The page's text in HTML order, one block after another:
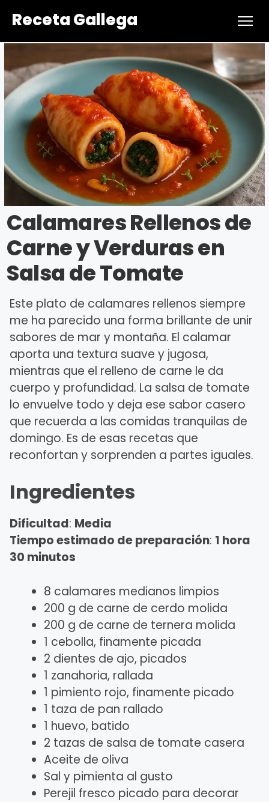
Receta Gallega
Calamares Rellenos de
Carne y Verduras en
Salsa de Tomate
Este plato de calamares rellenos siempre
me ha parecido una forma brillante de unir
sabores de mar y montaña. El calamar
aporta una textura suave y jugosa,
mientras que el relleno de carne le da
cuerpo y profundidad. La salsa de tomate
lo envuelve todo y deja ese sabor casero
que recuerda a las comidas tranquilas de
domingo. Es de esas recetas que
reconfortan y sorprenden a partes iguales.
Ingredientes
Dificultad: Media
Tiempo estimado de preparación: 1 hora
30 minutos
8 calamares medianos limpios
200 g de carne de cerdo molida
200 g de carne de ternera molida
1 cebolla, finamente picada
2 dientes de ajo, picados
1 zanahoria, rallada
1 pimiento rojo, finamente picado
1 taza de pan rallado
1 huevo, batido
2 tazas de salsa de tomate casera
Aceite de oliva
Sal y pimienta al gusto
Perejil fresco picado para decorar